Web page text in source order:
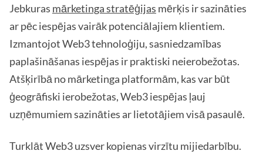
Jebkuras mārketinga stratēģijas mērķis ir sazināties
ar pēc iespējas vairāk potenciālajiem klientiem.
Izmantojot Web3 tehnoloģiju, sasniedzamības
paplašināšanas iespējas ir praktiski neierobežotas.
Atšķirībā no mārketinga platformām, kas var būt
ģeogrāfiski ierobežotas, Web3 iespējas ļauj
uzņēmumiem sazināties ar lietotājiem visā pasaulē.
Turklāt Web3 uzsver kopienas virzītu mijiedarbību.